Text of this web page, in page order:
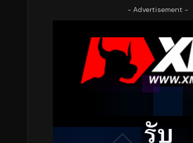
- Advertisement -